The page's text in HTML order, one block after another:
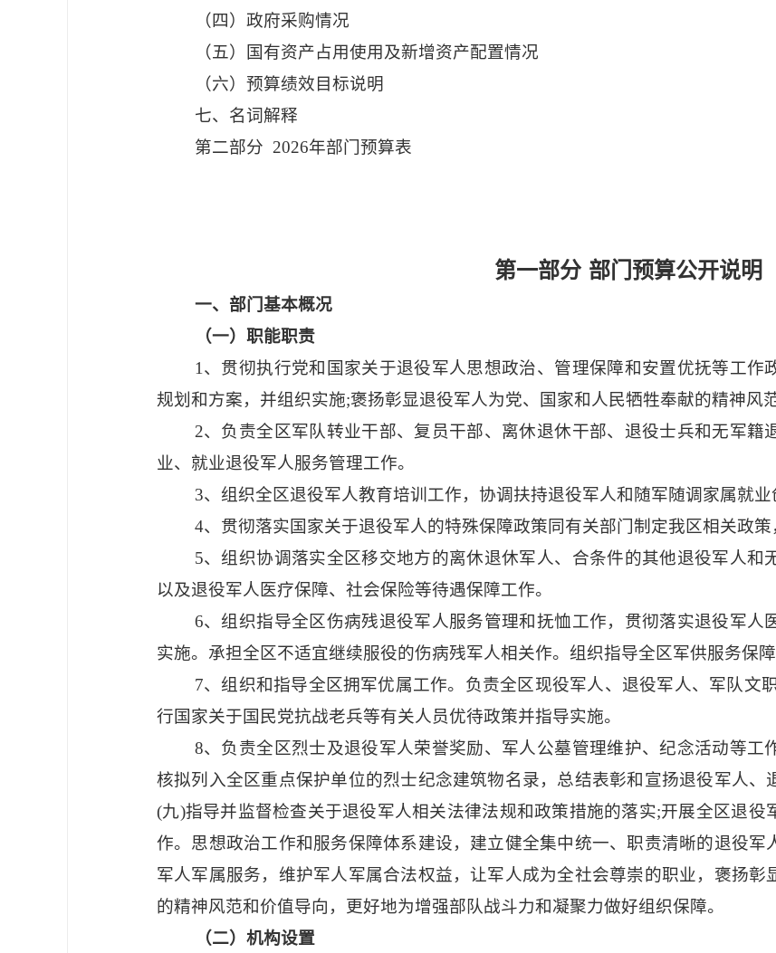
（四）政府采购情况
（五）国有资产占用使用及新增资产配置情况
（六）预算绩效目标说明
七、名词解释
第二部分 2026年部门预算表
第一部分 部门预算公开说明
一、部门基本概况
（一）职能职责
1、贯彻执行党和国家关于退役军人思想政治、管理保障和安置优抚等工作
规划和方案，并组织实施;褒扬彰显退役军人为党、国家和人民牺牲奉献的精神风
2、负责全区军队转业干部、复员干部、离休退休干部、退役士兵和无军籍
业、就业退役军人服务管理工作。
3、组织全区退役军人教育培训工作，协调扶持退役军人和随军随调家属就业
4、贯彻落实国家关于退役军人的特殊保障政策同有关部门制定我区相关政策
5、组织协调落实全区移交地方的离休退休军人、合条件的其他退役军人和
以及退役军人医疗保障、社会保险等待遇保障工作。
6、组织指导全区伤病残退役军人服务管理和抚恤工作，贯彻落实退役军人
实施。承担全区不适宜继续服役的伤病残军人相关作。组织指导全区军供服务保障
7、组织和指导全区拥军优属工作。负责全区现役军人、退役军人、军队文
行国家关于国民党抗战老兵等有关人员优待政策并指导实施。
8、负责全区烈士及退役军人荣誉奖励、军人公墓管理维护、纪念活动等工
核拟列入全区重点保护单位的烈士纪念建筑物名录，总结表彰和宣扬退役军人、
(九)指导并监督检查关于退役军人相关法律法规和政策措施的落实;开展全区退役
作。思想政治工作和服务保障体系建设，建立健全集中统一、职责清晰的退役军
军人军属服务，维护军人军属合法权益，让军人成为全社会尊崇的职业，褒扬
的精神风范和价值导向，更好地为增强部队战斗力和凝聚力做好组织保障。
（二）机构设置